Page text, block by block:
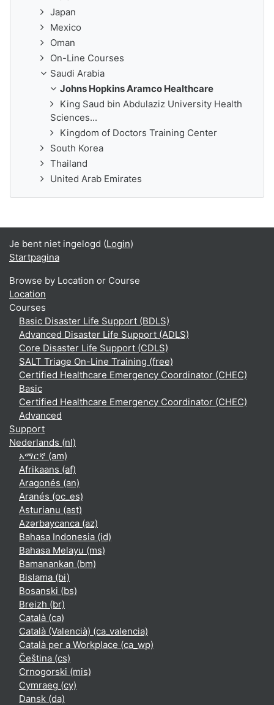
Japan
Mexico
Oman
On-Line Courses
Saudi Arabia
Johns Hopkins Aramco Healthcare
King Saud bin Abdulaziz University Health
Sciences...
Kingdom of Doctors Training Center
South Korea
Thailand
United Arab Emirates
Je bent niet ingelogd (Login)
Startpagina
Browse by Location or Course
Location
Courses
Basic Disaster Life Support (BDLS)
Advanced Disaster Life Support (ADLS)
Core Disaster Life Support (CDLS)
SALT Triage On-Line Training (free)
Certified Healthcare Emergency Coordinator (CHEC)
Basic
Certified Healthcare Emergency Coordinator (CHEC)
Advanced
Support
Nederlands ‎(nl)‎
አማርኛ ‎(am)‎
Afrikaans ‎(af)‎
Aragonés ‎(an)‎
Aranés ‎(oc_es)‎
Asturianu ‎(ast)‎
Azərbaycanca ‎(az)‎
Bahasa Indonesia ‎(id)‎
Bahasa Melayu ‎(ms)‎
Bamanankan ‎(bm)‎
Bislama ‎(bi)‎
Bosanski ‎(bs)‎
Breizh ‎(br)‎
Català ‎(ca)‎
Català (Valencià) ‎(ca_valencia)‎
Català per a Workplace ‎(ca_wp)‎
Čeština ‎(cs)‎
Crnogorski ‎(mis)‎
Cymraeg ‎(cy)‎
Dansk ‎(da)‎